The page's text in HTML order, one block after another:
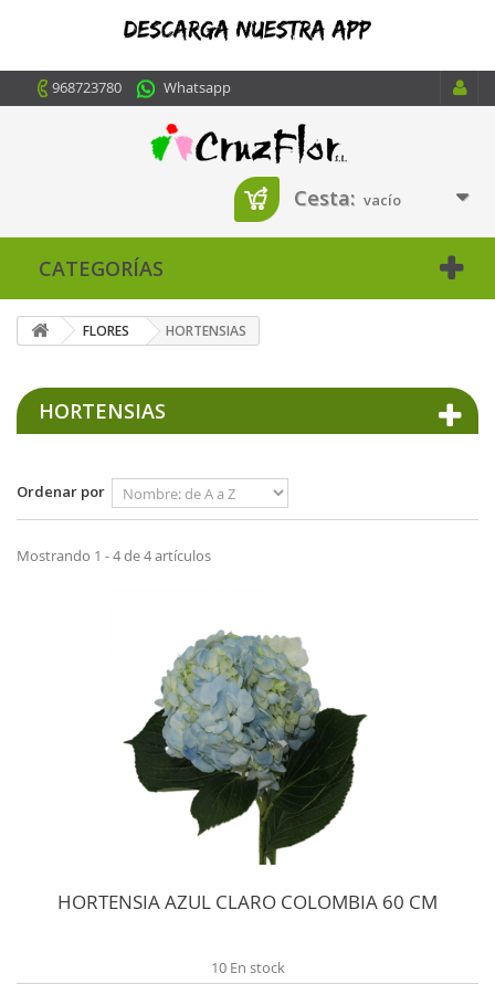
968723780 Whatsapp
Cesta: vacío
CATEGORÍAS
FLORES HORTENSIAS
HORTENSIAS
Ordenar por
Mostrando 1 - 4 de 4 artículos
HORTENSIA AZUL CLARO COLOMBIA 60 CM
10 En stock